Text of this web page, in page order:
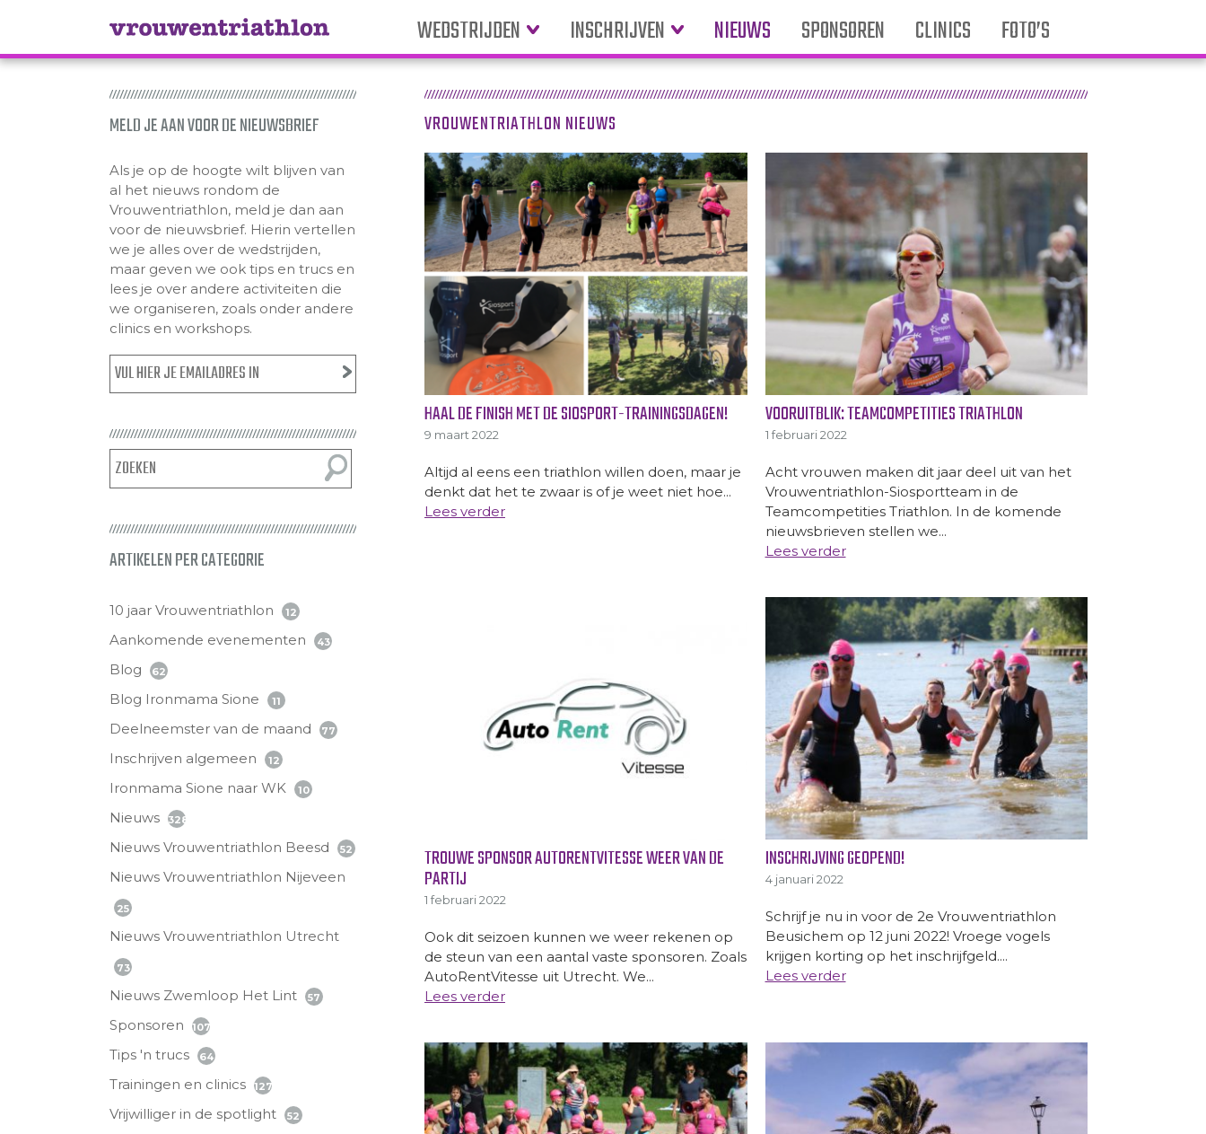
WEDSTRIJDEN INSCHRIJVEN NIEUWS SPONSOREN CLINICS FOTO’S
MELD JE AAN VOOR DE NIEUWSBRIEF
Als je op de hoogte wilt blijven van
al het nieuws rondom de
Vrouwentriathlon, meld je dan aan
voor de nieuwsbrief. Hierin vertellen
we je alles over de wedstrijden,
maar geven we ook tips en trucs en
lees je over andere activiteiten die
we organiseren, zoals onder andere
clinics en workshops.
ARTIKELEN PER CATEGORIE
10 jaar Vrouwentriathlon 12
Aankomende evenementen 43
Blog 62
Blog Ironmama Sione 11
Deelneemster van de maand 77
Inschrijven algemeen 12
Ironmama Sione naar WK 10
Nieuws 328
Nieuws Vrouwentriathlon Beesd 52
Nieuws Vrouwentriathlon Nijeveen
25
Nieuws Vrouwentriathlon Utrecht
73
Nieuws Zwemloop Het Lint 57
Sponsoren 107
Tips 'n trucs 64
Trainingen en clinics 127
Vrijwilliger in de spotlight 52
VROUWENTRIATHLON NIEUWS
HAAL DE FINISH MET DE SIOSPORT-TRAININGSDAGEN!
9 maart 2022
Altijd al eens een triathlon willen doen, maar je
denkt dat het te zwaar is of je weet niet hoe...
Lees verder
VOORUITBLIK: TEAMCOMPETITIES TRIATHLON
1 februari 2022
Acht vrouwen maken dit jaar deel uit van het
Vrouwentriathlon-Siosportteam in de
Teamcompetities Triathlon. In de komende
nieuwsbrieven stellen we...
Lees verder
TROUWE SPONSOR AUTORENTVITESSE WEER VAN DE
PARTIJ
1 februari 2022
Ook dit seizoen kunnen we weer rekenen op
de steun van een aantal vaste sponsoren. Zoals
AutoRentVitesse uit Utrecht. We...
Lees verder
INSCHRIJVING GEOPEND!
4 januari 2022
Schrijf je nu in voor de 2e Vrouwentriathlon
Beusichem op 12 juni 2022! Vroege vogels
krijgen korting op het inschrijfgeld....
Lees verder